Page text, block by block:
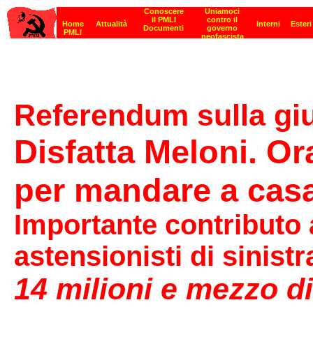
Referendum sulla
Disfatta Meloni.
per mandare a
Importante contributo
astensionisti di
14 milioni e mezzo